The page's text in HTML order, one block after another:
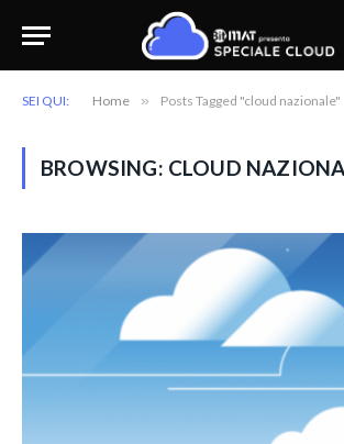
SEI QUI: Home » Posts Tagged "cloud nazionale"
BROWSING: CLOUD